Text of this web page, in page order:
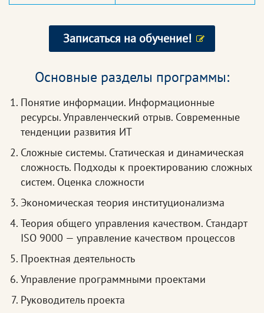
Записаться на обучение!
Основные разделы программы:
Понятие информации. Информационные
ресурсы. Управленческий отрыв. Современные
тенденции развития ИТ
Сложные системы. Статическая и динамическая
сложность. Подходы к проектированию сложных
систем. Оценка сложности
Экономическая теория институционализма
Теория общего управления качеством. Стандарт
ISO 9000 — управление качеством процессов
Проектная деятельность
Управление программными проектами
Руководитель проекта